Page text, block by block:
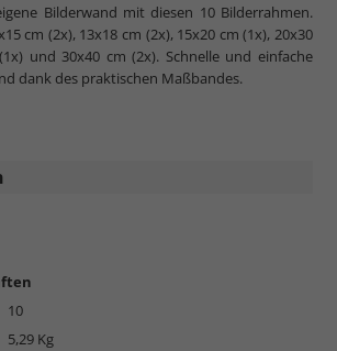
Bilderwand mit diesen 10 Bilderrahmen.
cm (2x), 13x18 cm (2x), 15x20 cm (1x), 20x30
und 30x40 cm (2x). Schnelle und einfache
dank des praktischen Maßbandes.
10
5,29 Kg